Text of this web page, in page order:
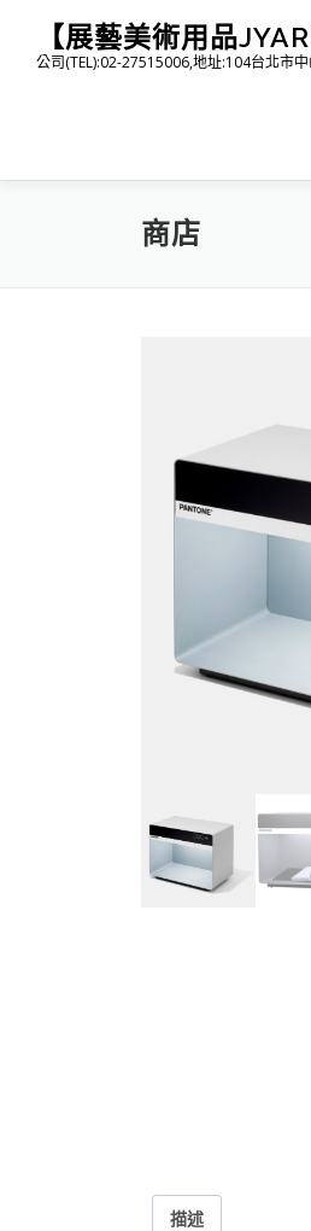
【展藝美術用品
公司(TEL):02-27515006,地址:104台北市
商店
描述